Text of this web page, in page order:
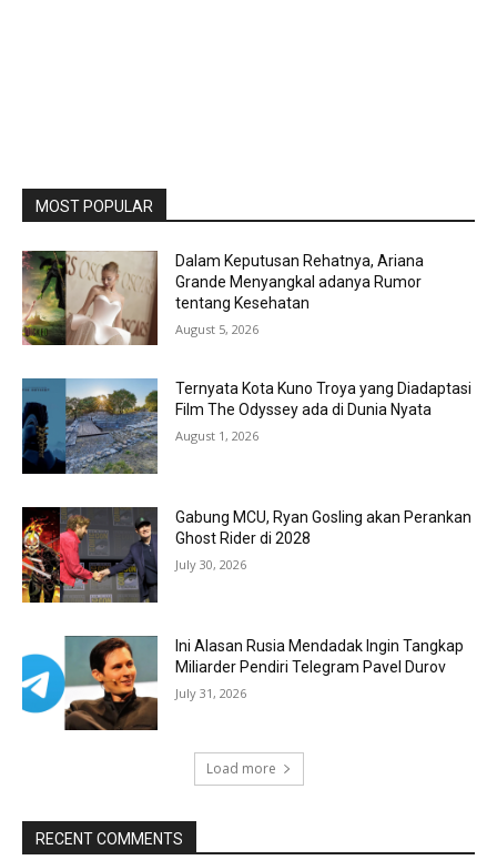
MOST POPULAR
Dalam Keputusan Rehatnya, Ariana
Grande Menyangkal adanya Rumor
tentang Kesehatan
August 5, 2026
Ternyata Kota Kuno Troya yang Diadaptasi
Film The Odyssey ada di Dunia Nyata
August 1, 2026
Gabung MCU, Ryan Gosling akan Perankan
Ghost Rider di 2028
July 30, 2026
Ini Alasan Rusia Mendadak Ingin Tangkap
Miliarder Pendiri Telegram Pavel Durov
July 31, 2026
Load more
RECENT COMMENTS